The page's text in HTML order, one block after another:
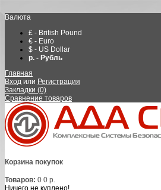
Валюта
£ - British Pound
€ - Euro
$ - US Dollar
р. - Рубль
Главная
Вход или Регистрация
Закладки (0)
Сравнение товаров
Корзина покупок
Товаров: 0 0 р.
Ничего не куплено!